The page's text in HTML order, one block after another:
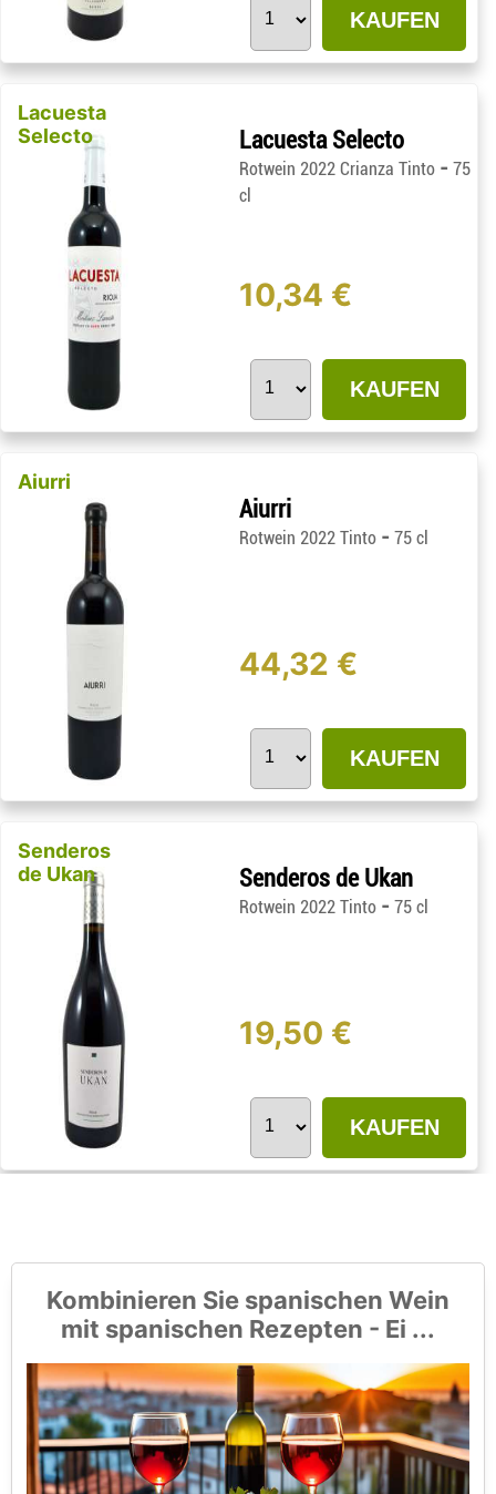
KAUFEN
Lacuesta
Selecto
Lacuesta Selecto
Rotwein 2022 Crianza Tinto -75
cl
10,34 €
KAUFEN
Aiurri
Aiurri
Rotwein 2022 Tinto -75 cl
44,32 €
KAUFEN
Senderos
de Ukan
Senderos de Ukan
Rotwein 2022 Tinto -75 cl
19,50 €
KAUFEN
Kombinieren Sie spanischen Wein
mit spanischen Rezepten - Ei ...